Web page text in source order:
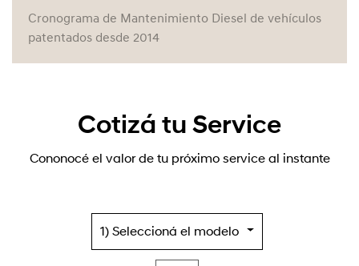
Cronograma de Mantenimiento Diesel de vehículos
patentados desde 2014
Cotizá tu Service
Cononocé el valor de tu próximo service al instante
1) Seleccioná el modelo